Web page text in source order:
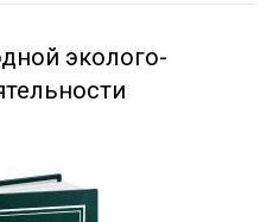
скидки
эколого-